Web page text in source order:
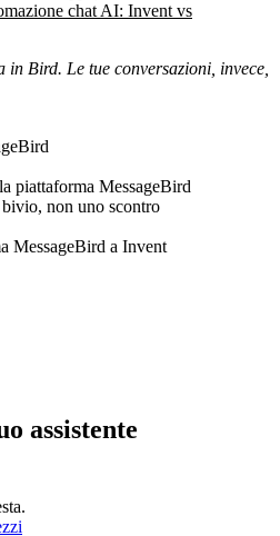
chat AI: Invent vs
Bird. Le tue conversazioni, invece,
piattaforma MessageBird
non uno scontro
MessageBird a Invent
assistente